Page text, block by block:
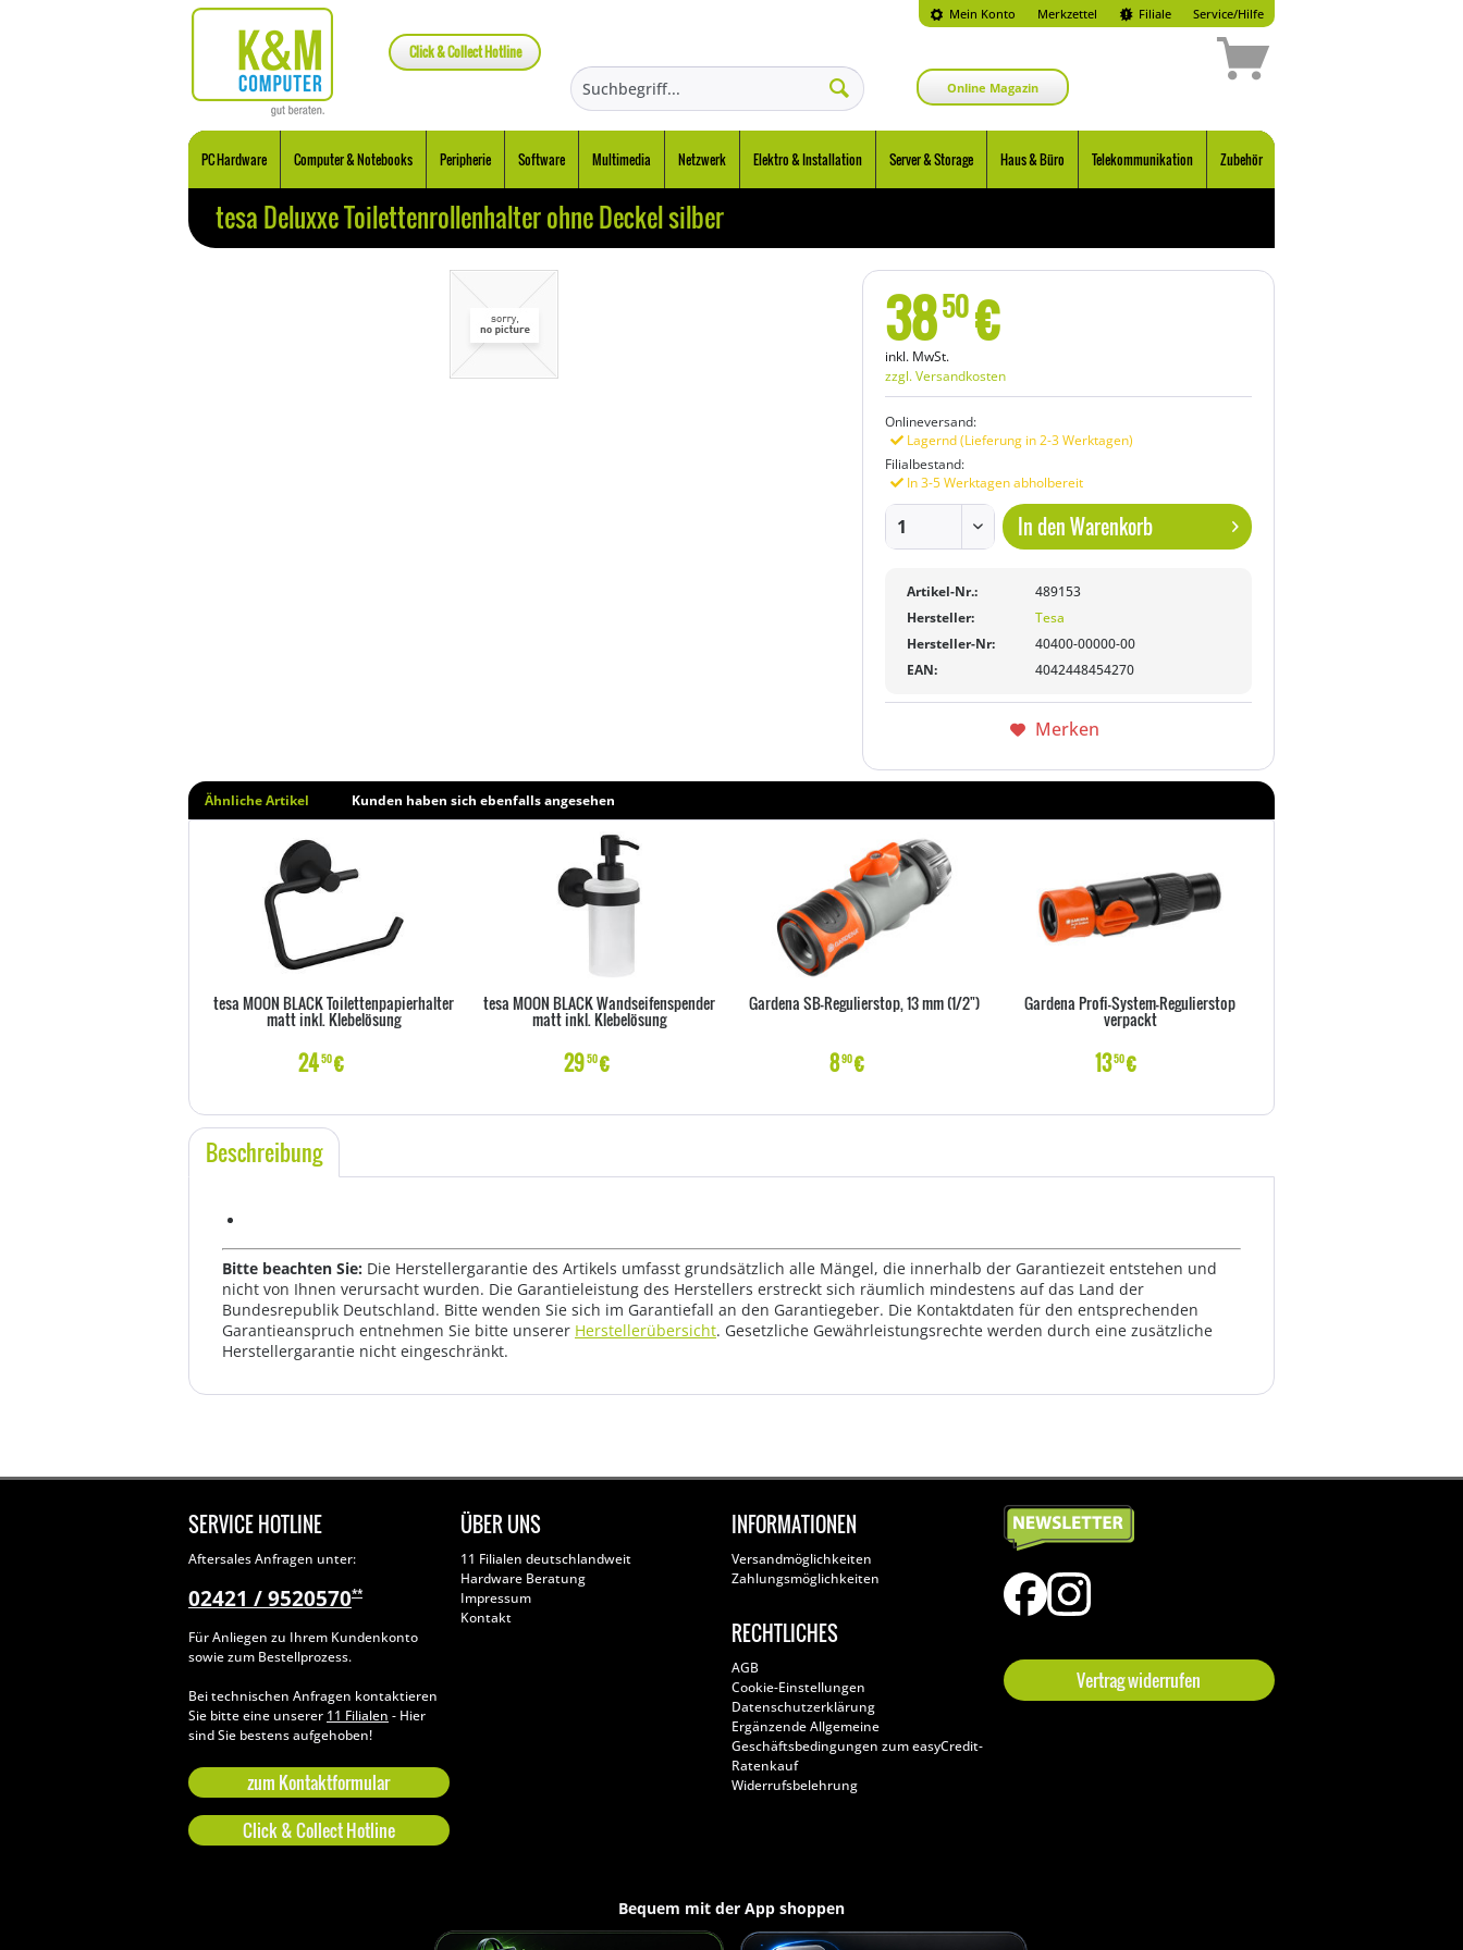
Mein Konto Merkzettel
Click & Collect Hotline
Filiale Service/Hilfe
Online Magazin
PC Hardware Computer & Notebooks Peripherie Software Multimedia Netzwerk Elektro & Installation Server & Storage Haus & Büro Telekommunikation Zubehör
tesa Deluxxe Toilettenrollenhalter ohne Deckel silber
3850€
inkl. MwSt.
zzgl. Versandkosten
Onlineversand:
Lagernd (Lieferung in 2-3 Werktagen)
Filialbestand:
In 3-5 Werktagen abholbereit
In denWarenkorb
Artikel-Nr.:
489153
Hersteller:
Tesa
Hersteller-Nr:
40400-00000-00
EAN:
4042448454270
Merken
Ähnliche Artikel Kunden haben sich ebenfalls angesehen
tesa MOON BLACK Toilettenpapierhalter
matt inkl. Klebelösung
2450€
tesa MOON BLACK Wandseifenspender
matt inkl. Klebelösung
2950€
Gardena SB-Regulierstop, 13 mm (1/2")
890€
Gardena Profi-System-Regulierstop
verpackt
1350€
Beschreibung
Bitte beachten Sie: Die Herstellergarantie des Artikels umfasst grundsätzlich alle Mängel, die innerhalb der Garantiezeit entstehen und
nicht von Ihnen verursacht wurden. Die Garantieleistung des Herstellers erstreckt sich räumlich mindestens auf das Land der
Bundesrepublik Deutschland. Bitte wenden Sie sich im Garantiefall an den Garantiegeber. Die Kontaktdaten für den entsprechenden
Garantieanspruch entnehmen Sie bitte unserer Herstellerübersicht. Gesetzliche Gewährleistungsrechte werden durch eine zusätzliche
Herstellergarantie nicht eingeschränkt.
SERVICE HOTLINE
Aftersales Anfragen unter:
02421 / 9520570**
Für Anliegen zu Ihrem Kundenkonto
sowie zum Bestellprozess.
Bei technischen Anfragen kontaktieren
Sie bitte eine unserer 11 Filialen - Hier
sind Sie bestens aufgehoben!
zum Kontaktformular
Click & Collect Hotline
ÜBER UNS
11 Filialen deutschlandweit
Hardware Beratung
Impressum
Kontakt
INFORMATIONEN
Versandmöglichkeiten
Zahlungsmöglichkeiten
RECHTLICHES
AGB
Cookie-Einstellungen
Datenschutzerklärung
Ergänzende Allgemeine
Geschäftsbedingungen zum easyCredit-
Ratenkauf
Widerrufsbelehrung
Vertrag widerrufen
Bequem mit der App shoppen